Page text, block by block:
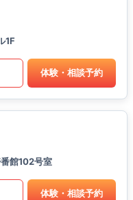
1F
体験・相談予約
館102号室
体験・相談予約